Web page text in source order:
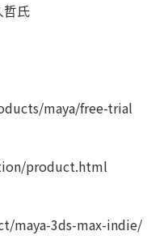
氏
maya/free-trial
product.html
maya-3ds-max-indie/